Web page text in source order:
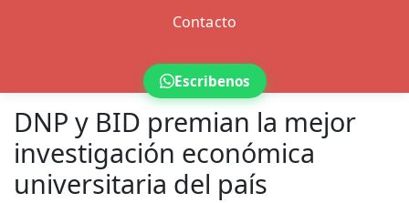
Contacto
Escribenos
DNP y BID premian la mejor
investigación económica
universitaria del país